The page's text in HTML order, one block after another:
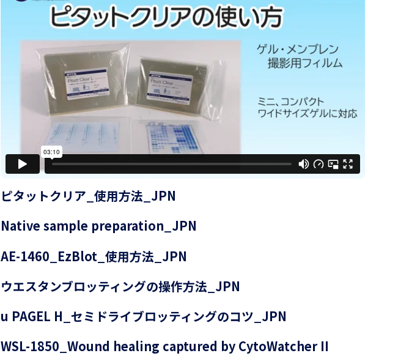
ピタットクリア_使用方法_JPN
Native sample preparation_JPN
AE-1460_EzBlot_使用方法_JPN
ウエスタンブロッティングの操作方法_JPN
u PAGEL H_セミドライブロッティングのコツ_JPN
WSL-1850_Wound healing captured by CytoWatcher II